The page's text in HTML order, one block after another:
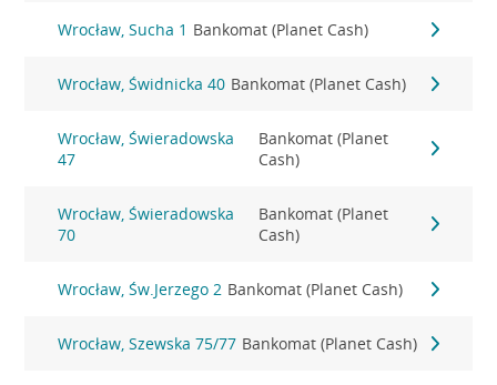
Wrocław, Sucha 1 Bankomat (Planet Cash)
Wrocław, Świdnicka 40 Bankomat (Planet Cash)
Wrocław, Świeradowska
47
Bankomat (Planet
Cash)
Wrocław, Świeradowska
70
Bankomat (Planet
Cash)
Wrocław, Św.Jerzego 2 Bankomat (Planet Cash)
Wrocław, Szewska 75/77 Bankomat (Planet Cash)